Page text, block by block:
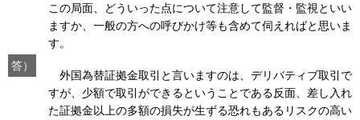
この局面、どういった点について注意して監督・監視といい
ますか、一般の方への呼びかけ等も含めて伺えればと思いま
す。
答）
外国為替証拠金取引と言いますのは、デリバティブ取引で
すが、少額で取引ができるということである反面、差し入れ
た証拠金以上の多額の損失が生ずる恐れもあるリスクの高い